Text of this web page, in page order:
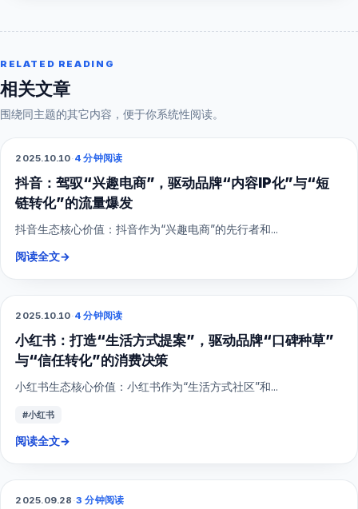
RELATED READING
相关文章
围绕同主题的其它内容，便于你系统性阅读。
抖音短视频
2025.10.10·4 分钟阅读
抖音：驾驭“兴趣电商”，驱动品牌“内容IP化”与“短
链转化”的流量爆发
抖音生态核心价值：抖音作为“兴趣电商”的先行者和...
阅读全文→
小红书
2025.10.10·4 分钟阅读
小红书：打造“生活方式提案”，驱动品牌“口碑种草”
与“信任转化”的消费决策
小红书生态核心价值：小红书作为“生活方式社区”和...
#小红书
阅读全文→
综合营销
2025.09.28 ·3 分钟阅读